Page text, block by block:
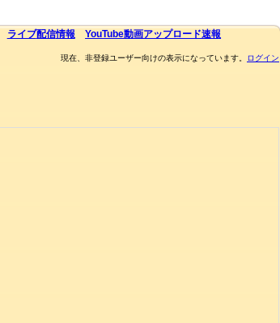
ライブ配信情報 YouTube動画アップロード速報
現在、非登録ユーザー向けの表示になっています。 ログイン